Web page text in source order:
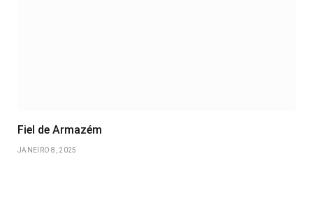
Fiel de Armazém
JANEIRO 8, 2025